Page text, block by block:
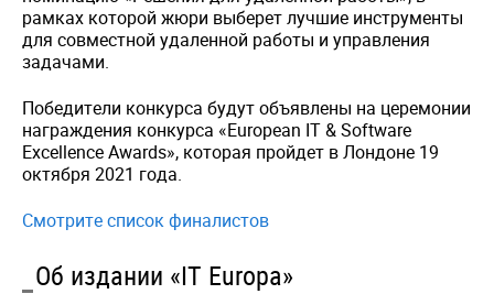
рамках которой жюри выберет лучшие инструменты
для совместной удаленной работы и управления
задачами.
Победители конкурса будут объявлены на церемонии
награждения конкурса «European IT & Software
Excellence Awards», которая пройдет в Лондоне 19
октября 2021 года.
Смотрите список финалистов
Об издании «IT Europa»